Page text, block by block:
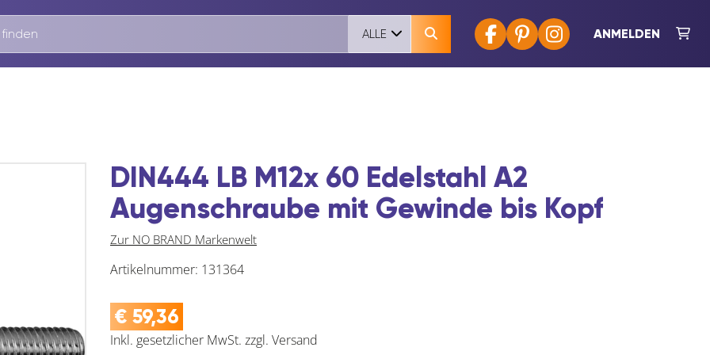
ANMELDEN
ALLE
DIN444 LB M12x 60 Edelstahl A2
Augenschraube mit Gewinde bis Kopf
Zur NO BRAND Markenwelt
Artikelnummer: 131364
€ 59,36
Inkl. gesetzlicher MwSt. zzgl. Versand